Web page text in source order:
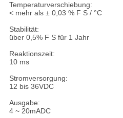
Temperaturverschiebung:
< mehr als ± 0,03 % F S / °C
Stabilität:
über 0,5% F S für 1 Jahr
Reaktionszeit:
10 ms
Stromversorgung:
12 bis 36VDC
Ausgabe:
4 ~ 20mADC